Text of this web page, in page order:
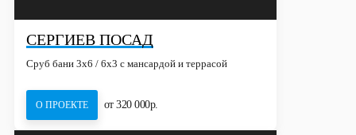
СЕРГИЕВ ПОСАД
Сруб бани 3х6 / 6x3 с мансардой и террасой
О ПРОЕКТЕ от 320 000р.